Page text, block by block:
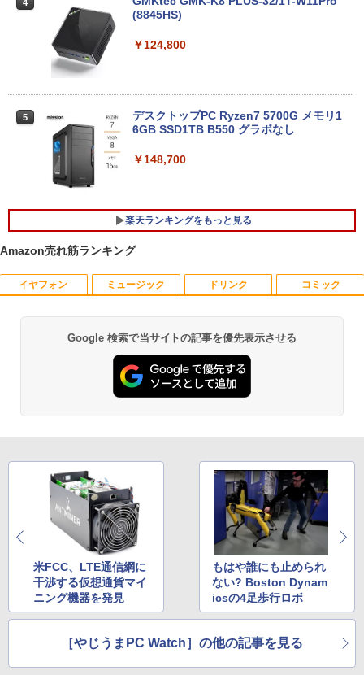
e i5-7300U vPro メモリ8GB SSD256GB
無料 中古パソコン
＼8月限定エントリーでP10倍／【中古】
Lenovo レノボ ThinkPad L390 20NSS2
料無料
￥22,770
4
(8845HS)
￥124,800
5
デスクトップPC Ryzen7 5700G メモリ1
6GB SSD1TB B550 グラボなし
￥148,700
楽天ランキングをもっと見る
1
＼500円OFFクーポンあり！／ モバイル
スプレイ VESA対応 コスパ デュアルモニ
ター サブモニター ゲーミングモニター
ートワーク IPS mini pc ミニPC 多デバ
イス対応 ブラック
モニター 23.8インチ 1920×1080 FHD解
像度 100Hzリフレッシュレート PCモニ
ター 薄型 サブモニター 在宅勤務 VESA
対応 HDMI VGA パソコンモニター チル
トpc/switch/ps4/ps5/xbox
￥11,980
3
【タッチ式選べる 携帯式】モバイルモニ
ター 14インチ フルHD IPSパネル 非光沢
タッチ式/非タッチ式選択可能 Type-C対
応 HDMI VESA対応 モニター 持ち運び
1
はなコミ！ ～となりにアイドル～ [ 大
￥1,760
￥1,870
異世界魔王と召喚少女の奴隷魔術（30）
【電子書籍】[ 福田直叶 ]
￥792
追放された転生王子、『自動製作』スキ
ルで領地を爆速で開拓し最強の村を作っ
てしまう〜最強クラフトスキルで始め
Amazon売れ筋ランキング
イヤフォン
Anker Soundcore P40i オフホワイト
￥7,990
Anker Soundcore Liberty 5 アプリコットピ
ンク
￥-
【2026年アップグレード版】AOKIMI ワイヤ
レスイヤホン bluetooth イヤホン V12 小型
ミュージック
BRUCE WAYNE feat. Flo Milli, ATL Jacob
[Explicit]
￥250
[Explicit]
￥250
On My Road (Stadium ver.)
￥250
On My Road (Stadium ver.)
ドリンク
【Amazon.co.jp限定】 い・ろ・は・す 2L P
ET ラベルレス ×8本
￥1,112
富士山の天然水 バナジウム含有 水 ミネラル
ウォーター ペットボトル 静岡県産 500ミリリ
ットル (Smart Basic)
￥1,380
by Amazon 炭酸水 ラベルレス 500ml ×24本
強炭酸水 ペットボトル 500ミリリットル (Sm
art Basic)
￥1,625
by Amazon 天然水ラベルレス 2L×9本
コミック
薬屋のひとりごと 17巻 (デジタル版ビッグガ
ンガンコミックス)
￥770
エース)
￥832
ONE PIECE モノクロ版 115 (ジャンプコミッ
クスDIGITAL)
￥594
HUNTER×HUNTER モノクロ版 39 (ジャンプ
コミックスDIGITAL)
Google 検索で当サイトの記事を優先表示させる
米FCC、LTE通信網に
干渉する仮想通貨マイ
ニング機器を発見
もはや誰にも止められ
ない? Boston Dynam
icsの4足歩行ロボ
［やじうまPC Watch］の他の記事を見る